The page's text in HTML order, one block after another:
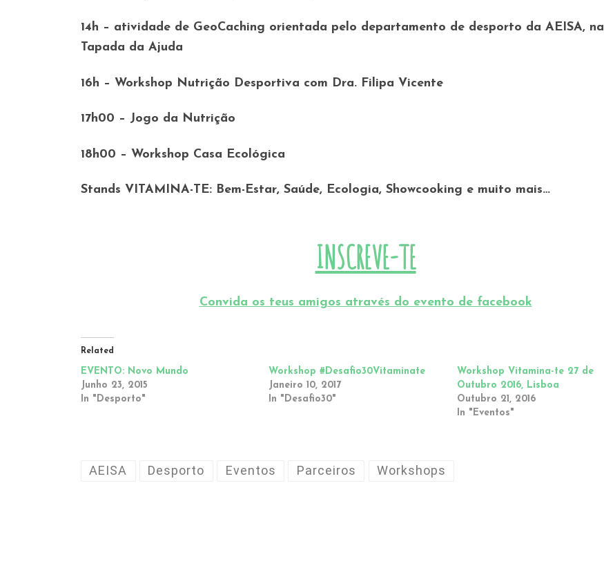
14h – atividade de GeoCaching orientada pelo departamento de desporto da AEISA, na
Tapada da Ajuda
16h – Workshop Nutrição Desportiva com Dra. Filipa Vicente
17h00 – Jogo da Nutrição
18h00 – Workshop Casa Ecológica
Stands VITAMINA-TE: Bem-Estar, Saúde, Ecologia, Showcooking e muito mais…
INSCREVE-TE
Convida os teus amigos através do evento de facebook
Related
EVENTO: Novo Mundo
Junho 23, 2015
In "Desporto"
Workshop #Desafio30Vitaminate
Janeiro 10, 2017
In "Desafio30"
Workshop Vitamina-te 27 de
Outubro 2016, Lisboa
Outubro 21, 2016
In "Eventos"
AEISA Desporto Eventos Parceiros Workshops